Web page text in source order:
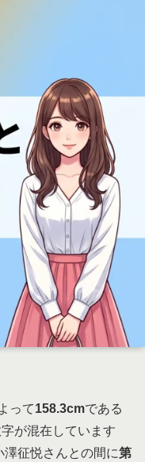
って158.3cmである
が混在しています
征悦さんとの間に第